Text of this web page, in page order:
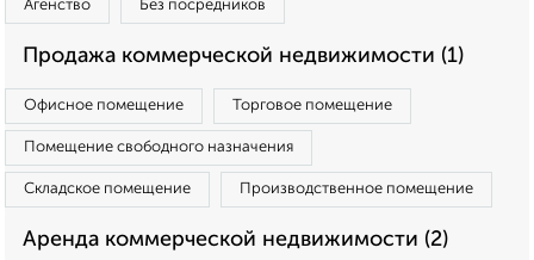
Агенство Без посредников
Продажа коммерческой недвижимости (1)
Офисное помещение Торговое помещение
Помещение свободного назначения
Складское помещение Производственное помещение
Аренда коммерческой недвижимости (2)